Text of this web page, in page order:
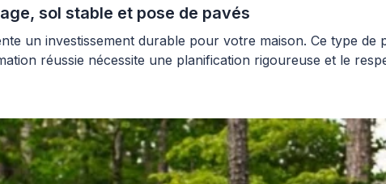
sol stable et pose de pavés
un investissement durable pour votre maison. Ce type
réussie nécessite une planification rigoureuse et le
un résultat pérenne. Installer un […]